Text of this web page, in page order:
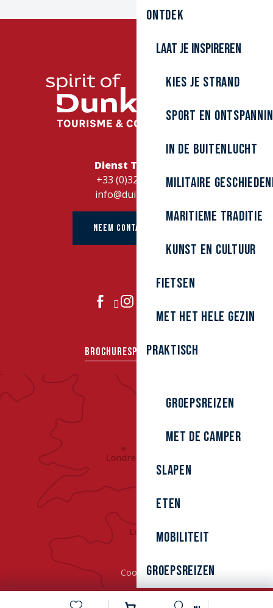
Ontdek
Laat je inspireren
Kies je strand
Sport en
In de buitenlucht
Militaire
Maritieme traditie
kunst en cultuur
Fietsen
Met het hele gezin
Praktisch
Groepsreizen
Met de camper
Slapen
Eten
Mobiliteit
Groepsreizen
Dienst Toerisme
+33 (0)328262728
info@duinkerke.fr
NEEM CONTACT OP MET
BROCHURESPERSGROEPEN
Cookies